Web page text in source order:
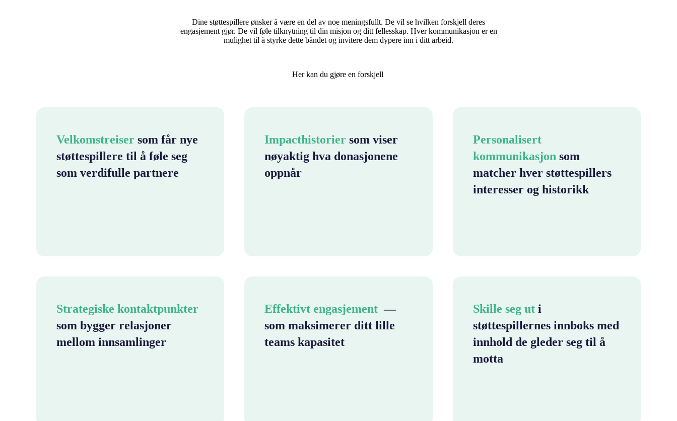
Dine støttespillere ønsker å være en del av noe meningsfullt. De vil se hvilken forskjell deres
engasjement gjør. De vil føle tilknytning til din misjon og ditt fellesskap. Hver kommunikasjon er en
mulighet til å styrke dette båndet og invitere dem dypere inn i ditt arbeid.
Her kan du gjøre en forskjell
Velkomstreiser som får nye
støttespillere til å føle seg
som verdifulle partnere
Impacthistorier som viser
nøyaktig hva donasjonene
oppnår
Personalisert
kommunikasjon som
matcher hver støttespillers
interesser og historikk
Strategiske kontaktpunkter
som bygger relasjoner
mellom innsamlinger
Effektivt engasjement —
som maksimerer ditt lille
teams kapasitet
Skille seg ut i
støttespillernes innboks med
innhold de gleder seg til å
motta